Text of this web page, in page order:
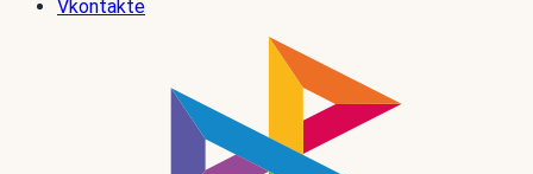
Vkontakte